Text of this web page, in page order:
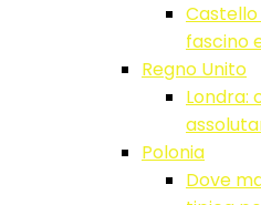
Castello
fascino
Regno Unito
Londra:
Polonia
Dove